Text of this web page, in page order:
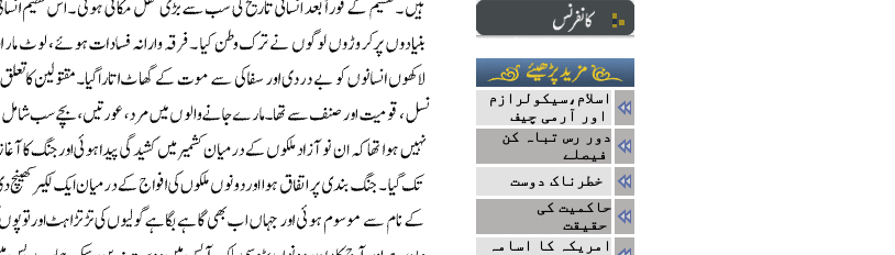
اسلام،سیکولرازم
اور آرمی چیف
دور رس تباہ کن
فیصلے
خطرناک دوست
حاکمیت کی
حقیقت
امریکہ کا اسامہ